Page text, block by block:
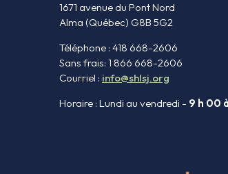
1671 avenue du Pont Nord
Alma (Québec) G8B 5G2
Téléphone : 418 668-2606
Sans frais: 1 866 668-2606
Courriel : info@shlsj.org
Horaire : Lundi au vendredi - 9 h 00